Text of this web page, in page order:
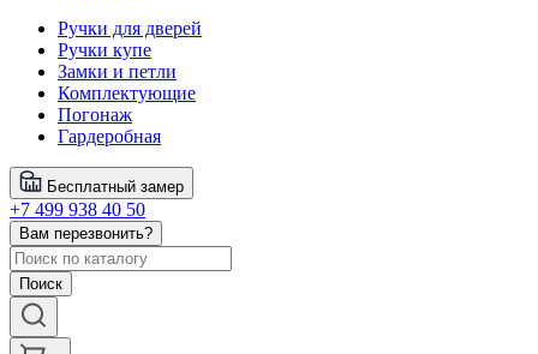
Ручки для дверей
Ручки купе
Замки и петли
Комплектующие
Погонаж
Гардеробная
Бесплатный замер
+7 499 938 40 50
Вам перезвонить?
Поиск